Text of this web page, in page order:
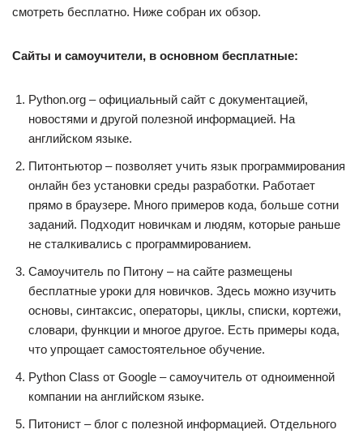
смотреть бесплатно. Ниже собран их обзор.
Сайты и самоучители, в основном бесплатные:
Python.org – официальный сайт с документацией,
новостями и другой полезной информацией. На
английском языке.
Питонтьютор – позволяет учить язык программирования
онлайн без установки среды разработки. Работает
прямо в браузере. Много примеров кода, больше сотни
заданий. Подходит новичкам и людям, которые раньше
не сталкивались с программированием.
Самоучитель по Питону – на сайте размещены
бесплатные уроки для новичков. Здесь можно изучить
основы, синтаксис, операторы, циклы, списки, кортежи,
словари, функции и многое другое. Есть примеры кода,
что упрощает самостоятельное обучение.
Python Class от Google – самоучитель от одноименной
компании на английском языке.
Питонист – блог с полезной информацией. Отдельного